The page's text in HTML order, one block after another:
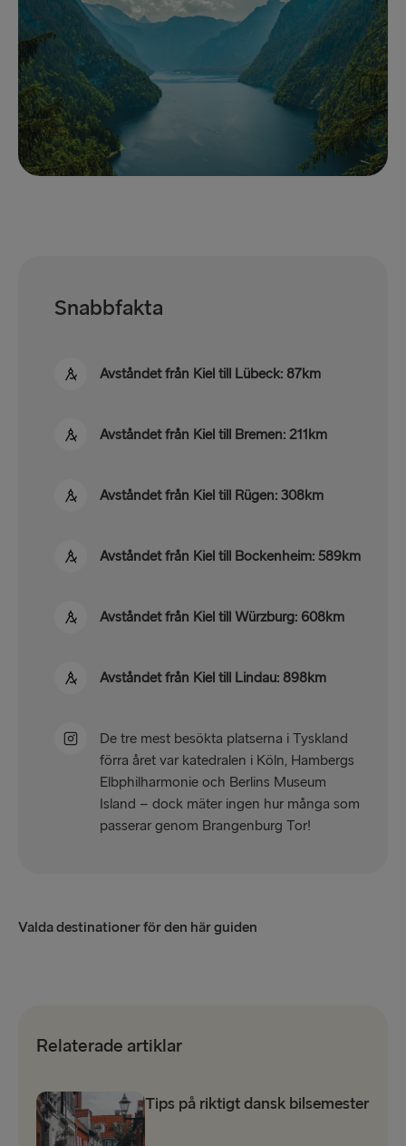
Snabbfakta
Avståndet från Kiel till Lübeck: 87km
Avståndet från Kiel till Bremen: 211km
Avståndet från Kiel till Rügen: 308km
Avståndet från Kiel till Bockenheim: 589km
Avståndet från Kiel till Würzburg: 608km
Avståndet från Kiel till Lindau: 898km
De tre mest besökta platserna i Tyskland
förra året var katedralen i Köln, Hambergs
Elbphilharmonie och Berlins Museum
Island – dock mäter ingen hur många som
passerar genom Brangenburg Tor!
Valda destinationer för den här guiden
Relaterade artiklar
Tips på riktigt dansk bilsemester